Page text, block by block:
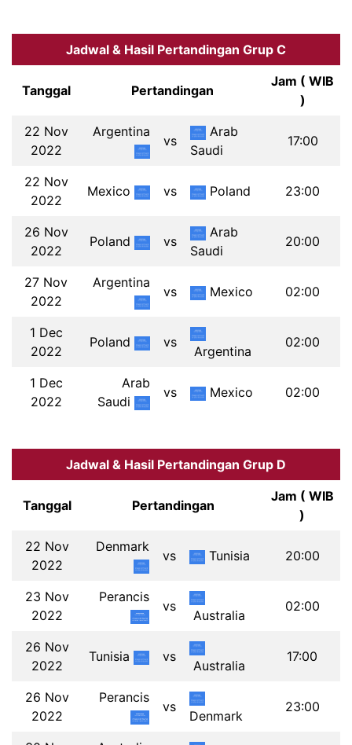
Jadwal & Hasil Pertandingan Grup C
Tanggal Pertandingan
Jam ( WIB
)
22 Nov
2022
Argentina
vs
Arab
Saudi
17:00
22 Nov
2022
Mexico vs Poland 23:00
26 Nov
2022
Poland vs
Arab
Saudi
20:00
27 Nov
2022
Argentina
vs Mexico 02:00
1 Dec
2022
Poland vs
Argentina
02:00
1 Dec
2022
Arab
Saudi
vs Mexico 02:00
Jadwal & Hasil Pertandingan Grup D
Tanggal Pertandingan
Jam ( WIB
)
22 Nov
2022
Denmark
vs Tunisia 20:00
23 Nov
2022
Perancis
vs
Australia
02:00
26 Nov
2022
Tunisia vs
Australia
17:00
26 Nov
2022
Perancis
vs
Denmark
23:00